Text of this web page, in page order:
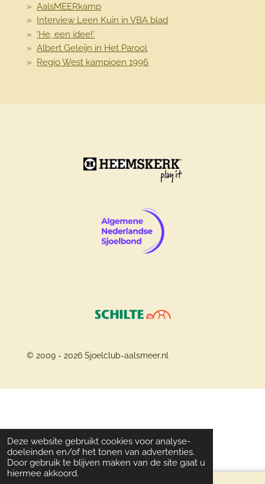
Deze website gebruikt cookies voor analyse-
doeleinden en/of het tonen van advertenties.
Door gebruik te blijven maken van de site gaat u
hiermee akkoord.
AalsMEERkamp
Interview Leen Kuin in VBA blad
'He, een idee!'
Albert Geleijn in Het Parool
Regio West kampioen 1996
© 2009 - 2026 Sjoelclub-aalsmeer.nl